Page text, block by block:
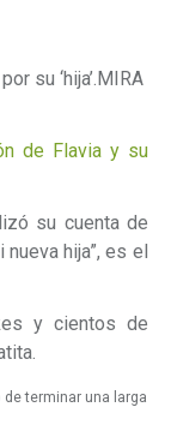
su ‘hija’. MIRA
de Flavia y su
su cuenta de
hija”, es el
y cientos de
terminar una larga